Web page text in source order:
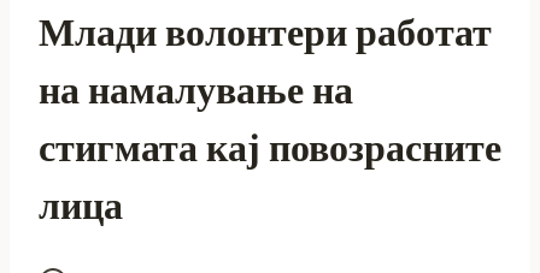
Млади волонтери работат
на намалување на
стигмата кај повозрасните
лица